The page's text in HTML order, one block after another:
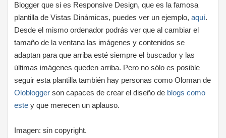
Blogger que si es Responsive Design, que es la famosa
plantilla de Vistas Dinámicas, puedes ver un ejemplo,aquí.
Desde el mismo ordenador podrás ver que al cambiar el
tamaño de la ventana las imágenes y contenidos se
adaptan para que arriba esté siempre el buscador y las
últimas imágenes queden arriba. Pero no sólo es posible
seguir esta plantilla también hay personas como Oloman de
Oloblogger son capaces de crear el diseño de blogs como
este y que merecen un aplauso.
Imagen: sin copyright.